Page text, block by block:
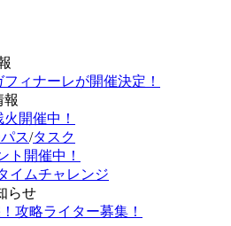
ィナーレが開催決定！
報
開催中！
ス/タスク
ト開催中！
イムチャレンジ
らせ
攻略ライター募集！